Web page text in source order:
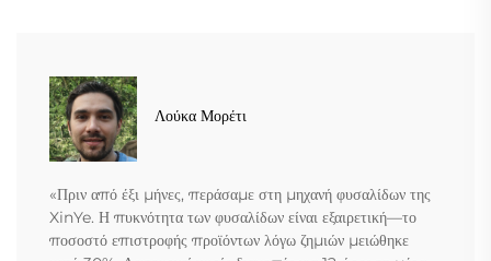
Λούκα Μορέτι
«Πριν από έξι μήνες, περάσαμε στη μηχανή φυσαλίδων της
XinYe. Η πυκνότητα των φυσαλίδων είναι εξαιρετική—το
ποσοστό επιστροφής προϊόντων λόγω ζημιών μειώθηκε